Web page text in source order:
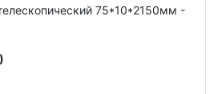
75*10*2150мм -